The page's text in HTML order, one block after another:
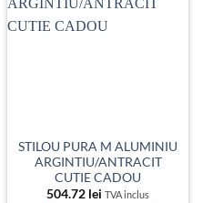
STILOU PURA M ALUMINIU
ARGINTIU/ANTRACIT
CUTIE CADOU
504.72 lei TVA inclus